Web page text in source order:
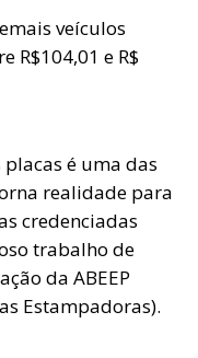
veículos
R$104,01 e R$
é uma das
realidade para
credenciadas
trabalho de
da ABEEP
Estampadoras).